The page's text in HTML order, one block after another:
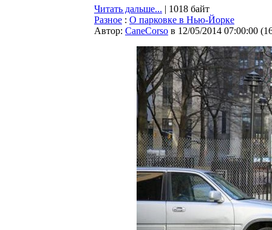
Читать дальше... | 1018 байт
Разное : О парковке в Нью-Йорке
Автор: CaneCorso в 12/05/2014 07:00:00 (